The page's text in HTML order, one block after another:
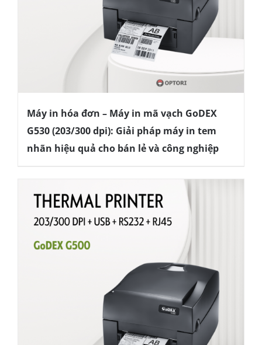
Máy in hóa đơn – Máy in mã vạch GoDEX
G530 (203/300 dpi): Giải pháp máy in tem
nhãn hiệu quả cho bán lẻ và công nghiệp